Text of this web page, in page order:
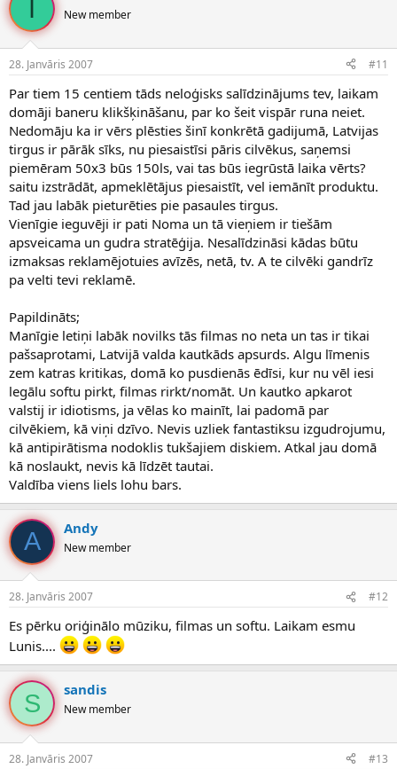
New member
28. Janvāris 2007 #11
Par tiem 15 centiem tāds neloģisks salīdzinājums tev, laikam
domāji baneru klikšķināšanu, par ko šeit vispār runa neiet.
Nedomāju ka ir vērs plēsties šinī konkrētā gadijumā, Latvijas
tirgus ir pārāk sīks, nu piesaistīsi pāris cilvēkus, saņemsi
piemēram 50x3 būs 150ls, vai tas būs iegrūstā laika vērts?
saitu izstrādāt, apmeklētājus piesaistīt, vel iemānīt produktu.
Tad jau labāk pieturēties pie pasaules tirgus.
Vienīgie ieguvēji ir pati Noma un tā vieņiem ir tiešām
apsveicama un gudra stratēģija. Nesalīdzināsi kādas būtu
izmaksas reklamējotuies avīzēs, netā, tv. A te cilvēki gandrīz
pa velti tevi reklamē.
Papildināts;
Manīgie letiņi labāk novilks tās filmas no neta un tas ir tikai
pašsaprotami, Latvijā valda kautkāds apsurds. Algu līmenis
zem katras kritikas, domā ko pusdienās ēdīsi, kur nu vēl iesi
legālu softu pirkt, filmas rirkt/nomāt. Un kautko apkarot
valstij ir idiotisms, ja vēlas ko mainīt, lai padomā par
cilvēkiem, kā viņi dzīvo. Nevis uzliek fantastiksu izgudrojumu,
kā antipirātisma nodoklis tukšajiem diskiem. Atkal jau domā
kā noslaukt, nevis kā līdzēt tautai.
Valdība viens liels lohu bars.
A Andy
New member
28. Janvāris 2007 #12
Es pērku oriģinālo mūziku, filmas un softu. Laikam esmu
Lunis....
S sandis
New member
28. Janvāris 2007 #13